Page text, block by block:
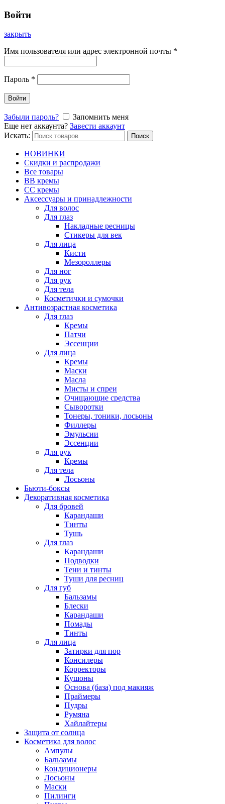
Войти
закрыть
Имя пользователя или адрес электронной почты *
Пароль *
Войти
Забыли пароль?
Запомнить меня
Еще нет аккаунта? Завести аккаунт
Искать:
Поиск
НОВИНКИ
Скидки и распродажи
Все товары
BB кремы
CC кремы
Аксессуары и принадлежности
Для волос
Для глаз
Накладные ресницы
Стикеры для век
Для лица
Кисти
Мезороллеры
Для ног
Для рук
Для тела
Косметички и сумочки
Антивозрастная косметика
Для глаз
Кремы
Патчи
Эссенции
Для лица
Кремы
Маски
Масла
Мисты и спреи
Очищающие средства
Сыворотки
Тонеры, тоники, лосьоны
Филлеры
Эмульсии
Эссенции
Для рук
Кремы
Для тела
Лосьоны
Бьюти-боксы
Декоративная косметика
Для бровей
Карандаши
Тинты
Тушь
Для глаз
Карандаши
Подводки
Тени и тинты
Туши для ресниц
Для губ
Бальзамы
Блески
Карандаши
Помады
Тинты
Для лица
Затирки для пор
Консилеры
Корректоры
Кушоны
Основа (база) под макияж
Праймеры
Пудры
Румяна
Хайлайтеры
Защита от солнца
Косметика для волос
Ампулы
Бальзамы
Кондиционеры
Лосьоны
Маски
Пилинги